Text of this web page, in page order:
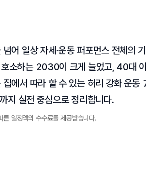
넘어 일상 자세·운동 퍼포먼스 전체의
소하는 2030이 크게 늘었고, 40대
에서 따라 할 수 있는 허리 강화 운동
지 실전 중심으로 정리합니다.
일정액의 수수료를 제공받습니다.